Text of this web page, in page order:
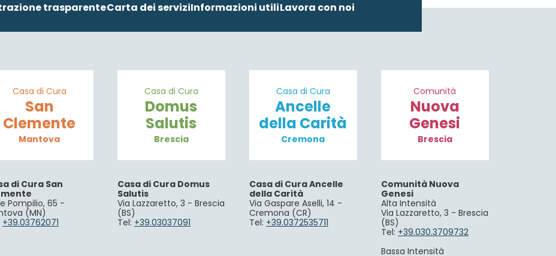
trasparenteCarta dei serviziInformazioni utiliLavora con noi
Casa di Cura
San
Clemente
Mantova
di Cura San
Pompilio, 65 -
(MN)
+39.03762071
Casa di Cura
Domus
Salutis
Brescia
Casa di Cura Domus
Salutis
Via Lazzaretto, 3 - Brescia
(BS)
Tel: +39.03037091
Casa di Cura
Ancelle
della Carità
Cremona
Casa di Cura Ancelle
della Carità
Via Gaspare Aselli, 14 -
Cremona (CR)
Tel: +39.0372535711
Comunità
Nuova
Genesi
Brescia
Comunità Nuova
Genesi
Alta Intensità
Via Lazzaretto, 3 - Brescia
(BS)
Tel: +39.030.3709732
Bassa Intensità